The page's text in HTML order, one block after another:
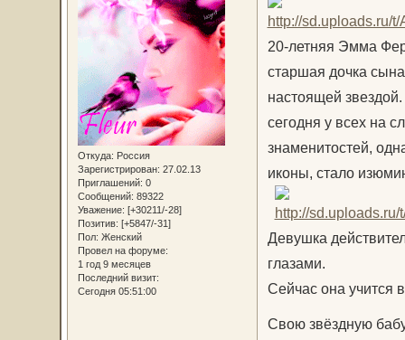
Откуда: Россия
Зарегистрирован: 27.02.13
Приглашений: 0
Сообщений: 89322
Уважение: [+30211/-28]
Позитив: [+5847/-31]
Пол: Женский
Провел на форуме:
1 год 9 месяцев
Последний визит:
Сегодня 05:51:00
20-летняя Эмма
старшая дочка
настоящей
сегодня у всех на
знаменитостей,
иконы, стало
Девушка
глазами.
Сейчас она учится
Свою звёздную